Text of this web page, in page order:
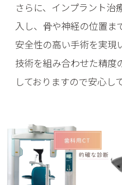
さらに、インプラント治
入し、骨や神経の位置ま
安全性の高い手術を実現
技術を組み合わせた精度
しておりますので安心し